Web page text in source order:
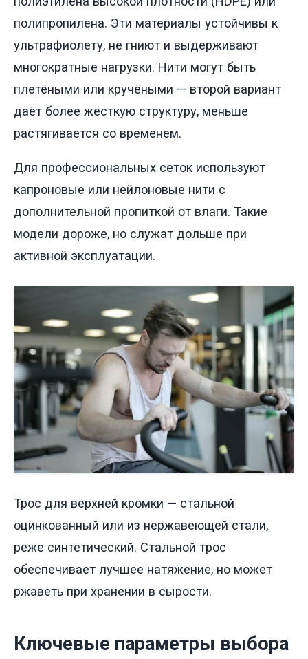
полипропилена. Эти материалы устойчивы к
ультрафиолету, не гниют и выдерживают
многократные нагрузки. Нити могут быть
плетёными или кручёными — второй вариант
даёт более жёсткую структуру, меньше
растягивается со временем.
Для профессиональных сеток используют
капроновые или нейлоновые нити с
дополнительной пропиткой от влаги. Такие
модели дороже, но служат дольше при
активной эксплуатации.
Трос для верхней кромки — стальной
оцинкованный или из нержавеющей стали,
реже синтетический. Стальной трос
обеспечивает лучшее натяжение, но может
ржаветь при хранении в сырости.
Ключевые параметры выбора